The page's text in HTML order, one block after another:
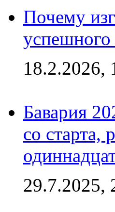
Почему
успешного
18.2.2026,
Бавария
со старта,
29.7.2025,